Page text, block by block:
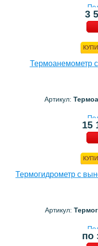
3
Термоанемометр
Артикул:
15
Термогидрометр с
Артикул:
по